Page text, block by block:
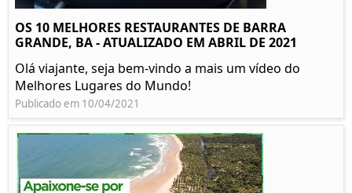
OS 10 MELHORES RESTAURANTES DE BARRA
GRANDE, BA - ATUALIZADO EM ABRIL DE 2021
Olá viajante, seja bem-vindo a mais um vídeo do
Melhores Lugares do Mundo!
Publicado em 10/04/2021